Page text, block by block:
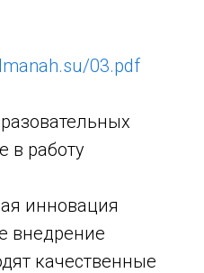
03.pdf
в работу
инновация
внедрение
качественные